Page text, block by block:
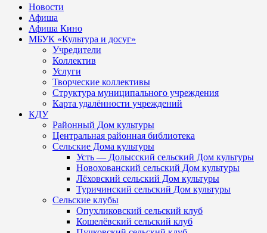
Новости
Афиша
Афиша Кино
МБУК «Культура и досуг»
Учредители
Коллектив
Услуги
Творческие коллективы
Структура муниципального учреждения
Карта удалённости учреждений
КДУ
Районный Дом культуры
Центральная районная библиотека
Сельские Дома культуры
Усть — Долысский сельский Дом культуры
Новохованский сельский Дом культуры
Лёховский сельский Дом культуры
Туричинский сельский Дом культуры
Сельские клубы
Опухликовский сельский клуб
Кошелёвский сельский клуб